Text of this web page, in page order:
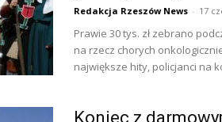
Redakcja Rzeszów News - 17
Prawie 30 tys. zł zebrano
na rzecz chorych
największe hity, policjanci na
Koniec z